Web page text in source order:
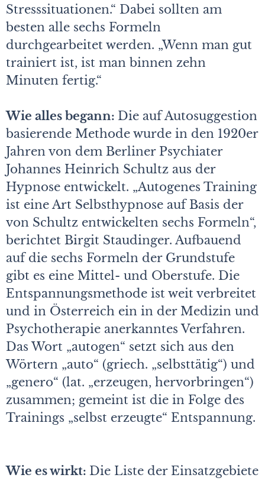
Stresssituationen.“ Dabei sollten am
besten alle sechs Formeln
durchgearbeitet werden. „Wenn man gut
trainiert ist, ist man binnen zehn
Minuten fertig.“
Wie alles begann: Die auf Autosuggestion
basierende Methode wurde in den 1920er
Jahren von dem Berliner Psychiater
Johannes Heinrich Schultz aus der
Hypnose entwickelt. „Autogenes Training
ist eine Art Selbsthypnose auf Basis der
von Schultz entwickelten sechs Formeln“,
berichtet Birgit Staudinger. Aufbauend
auf die sechs Formeln der Grundstufe
gibt es eine Mittel- und Oberstufe. Die
Entspannungsmethode ist weit verbreitet
und in Österreich ein in der Medizin und
Psychotherapie anerkanntes Verfahren.
Das Wort „autogen“ setzt sich aus den
Wörtern „auto“ (griech. „selbsttätig“) und
„genero“ (lat. „erzeugen, hervorbringen“)
zusammen; gemeint ist die in Folge des
Trainings „selbst erzeugte“ Entspannung.
Wie es wirkt: Die Liste der Einsatzgebiete